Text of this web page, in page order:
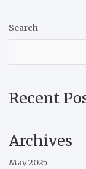
Search
Recent
Archives
May 2025